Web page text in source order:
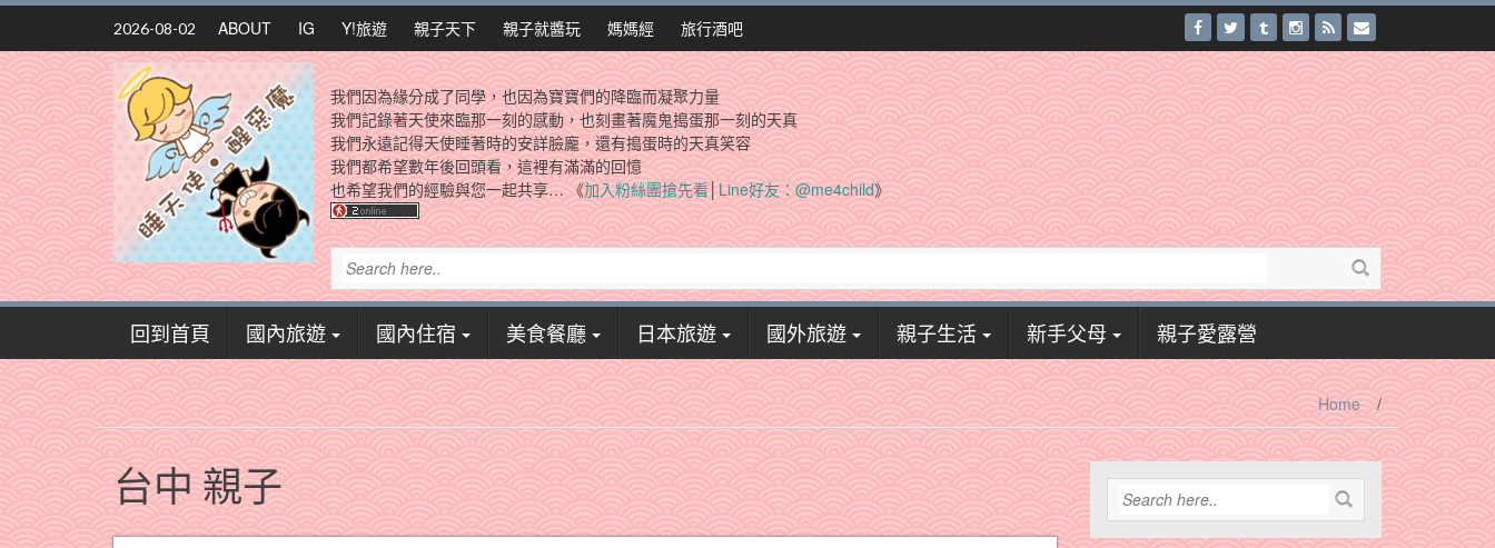
Skip
content
2026-08-02 ABOUT IG Y!旅遊 親子天下 親子就醬玩 媽媽經 旅行酒吧
我們因為緣分成了同學，也因為寶寶們的降臨而凝聚力量
我們記錄著天使來臨那一刻的感動，也刻畫著魔鬼搗蛋那一刻的天真
我們永遠記得天使睡著時的安詳臉龐，還有搗蛋時的天真笑容
我們都希望數年後回頭看，這裡有滿滿的回憶
也希望我們的經驗與您一起共享… 《加入粉絲團搶先看│Line好友：@me4child》
回到首頁 國內旅遊 國內住宿 美食餐廳 日本旅遊 國外旅遊 親子生活 新手父母 親子愛露營
Home /
台中 親子